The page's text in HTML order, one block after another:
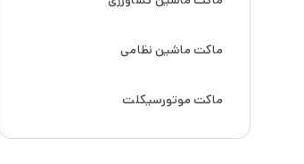
ماکت ماشین نظامی
ماکت موتورسیکلت